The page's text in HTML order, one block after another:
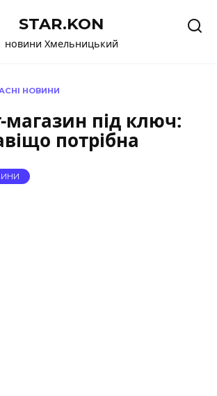
STAR.KON
новини Хмельницький
НОВИНИ
магазин під ключ:
потрібна